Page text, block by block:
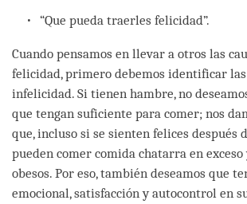
“Que pueda traerles felicidad”.
Cuando pensamos en llevar a otros las
felicidad, primero debemos identificar las
infelicidad. Si tienen hambre, no
que tengan suficiente para comer; nos
que, incluso si se sienten felices después
pueden comer comida chatarra en exceso
obesos. Por eso, también deseamos que
emocional, satisfacción y autocontrol en